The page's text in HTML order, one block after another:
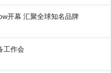
开幕 汇聚全球知名品牌
工作会